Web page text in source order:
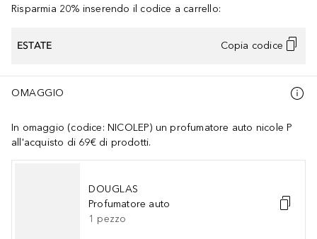
Risparmia 20% inserendo il codice a carrello:
ESTATE Copia codice
OMAGGIO
In omaggio (codice: NICOLEP) un profumatore auto nicole P
all'acquisto di 69€ di prodotti.
DOUGLAS
Profumatore auto
1 pezzo